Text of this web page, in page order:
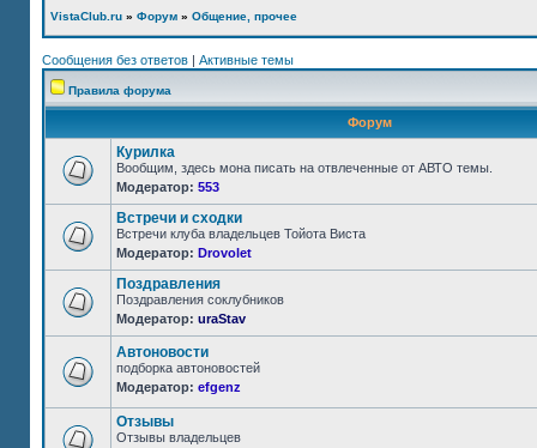
VistaClub.ru » Форум » Общение, прочее
Сообщения без ответов | Активные темы
Правила форума
Форум
Курилка
Вообщим, здесь мона писать на отвлеченные от АВТО темы.
Модератор: 553
Встречи и сходки
Встречи клуба владельцев Тойота Виста
Модератор: Drovolet
Поздравления
Поздравления соклубников
Модератор: uraStav
Автоновости
подборка автоновостей
Модератор: efgenz
Отзывы
Отзывы владельцев